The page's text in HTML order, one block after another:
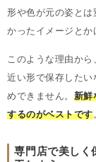
形や色が元の姿と
かったイメージとか
このような理由か
近い形で保存した
めできません。 新鮮
するのがベストです
専門店で美しく